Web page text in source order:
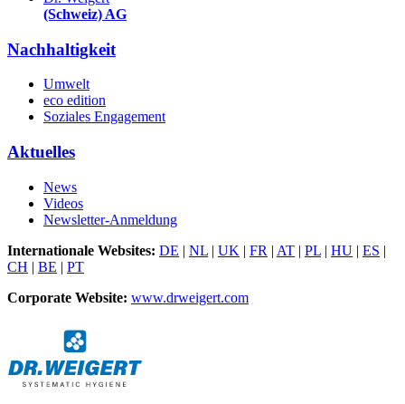
(Schweiz) AG
Nachhaltigkeit
Umwelt
eco edition
Soziales Engagement
Aktuelles
News
Videos
Newsletter-Anmeldung
Internationale Websites: DE | NL | UK | FR | AT | PL | HU | ES |
CH | BE | PT
Corporate Website: www.drweigert.com